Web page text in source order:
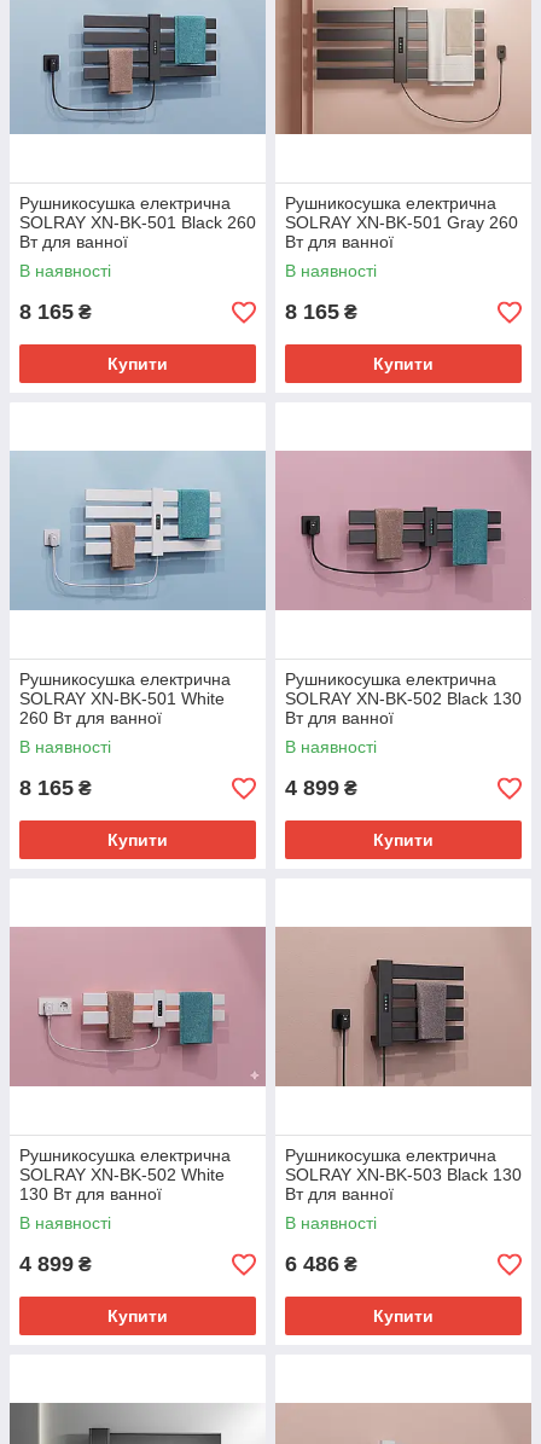
Рушникосушка електрична
SOLRAY XN-BK-501 Black 260
Вт для ванної
В наявності
8 165 ₴
Купити
Рушникосушка електрична
SOLRAY XN-BK-501 Gray 260
Вт для ванної
В наявності
8 165 ₴
Купити
Рушникосушка електрична
SOLRAY XN-BK-501 White
260 Вт для ванної
В наявності
8 165 ₴
Купити
Рушникосушка електрична
SOLRAY XN-BK-502 Black 130
Вт для ванної
В наявності
4 899 ₴
Купити
Рушникосушка електрична
SOLRAY XN-BK-502 White
130 Вт для ванної
В наявності
4 899 ₴
Купити
Рушникосушка електрична
SOLRAY XN-BK-503 Black 130
Вт для ванної
В наявності
6 486 ₴
Купити